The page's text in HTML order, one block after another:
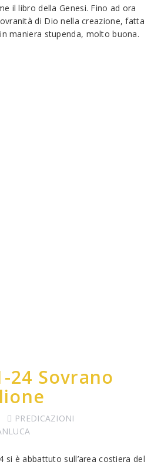
il libro della Genesi. Fino ad ora
di Dio nella creazione, fatta
maniera stupenda, molto buona.
24 Sovrano
PREDICAZIONI
si è abbattuto sull’area costiera del